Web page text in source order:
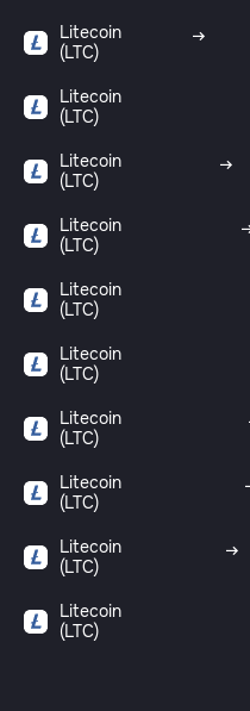
Litecoin
(LTC)
Litecoin
(LTC)
Litecoin
(LTC)
Litecoin
(LTC)
Litecoin
(LTC)
Litecoin
(LTC)
Litecoin
(LTC)
Litecoin
(LTC)
Litecoin
(LTC)
Litecoin
(LTC)